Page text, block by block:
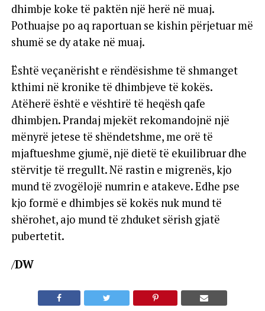
dhimbje koke të paktën një herë në muaj.
Pothuajse po aq raportuan se kishin përjetuar më
shumë se dy atake në muaj.
Është veçanërisht e rëndësishme të shmanget
kthimi në kronike të dhimbjeve të kokës.
Atëherë është e vështirë të heqësh qafe
dhimbjen. Prandaj mjekët rekomandojnë një
mënyrë jetese të shëndetshme, me orë të
mjaftueshme gjumë, një dietë të ekuilibruar dhe
stërvitje të rregullt. Në rastin e migrenës, kjo
mund të zvogëlojë numrin e atakeve. Edhe pse
kjo formë e dhimbjes së kokës nuk mund të
shërohet, ajo mund të zhduket sërish gjatë
pubertetit.
/DW